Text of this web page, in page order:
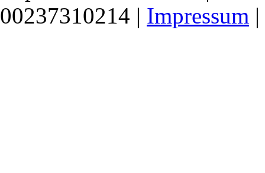
00237310214 | Impressum |